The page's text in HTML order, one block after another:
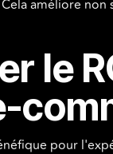
améliore non
le
pour